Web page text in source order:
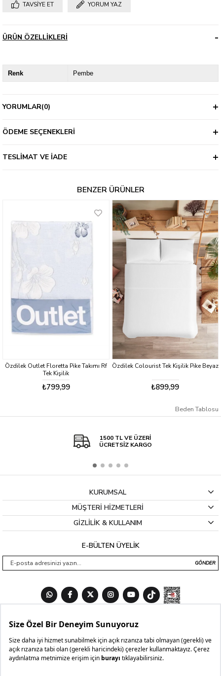
TAVSIYE ET YORUM YAZ
ÜRÜN ÖZELLIKLERI
Renk Pembe
YORUMLAR(0)
ÖDEME SEÇENEKLERI
TESLIMAT VE İADE
BENZER ÜRÜNLER
Özdilek Outlet Floretta Pike Takımı Rf
Tek Kişilik
₺799,99
Özdilek Colourist Tek Kişilik Pike Beyaz
₺899,99
Beden Tablosu
1500 TL VE ÜZERİ
ÜCRETSİZ KARGO
KURUMSAL
MÜŞTERİ HİZMETLERİ
GİZLİLİK & KULLANIM
E-BÜLTEN ÜYELİK
GÖNDER